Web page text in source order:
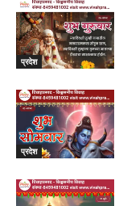
प्रदेश
प्रदेश